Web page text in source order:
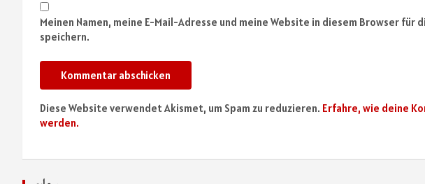
Meinen Namen, meine E-Mail-Adresse und meine Website in diesem Browser für
speichern.
Diese Website verwendet Akismet, um Spam zu reduzieren. Erfahre, wie deine
werden.